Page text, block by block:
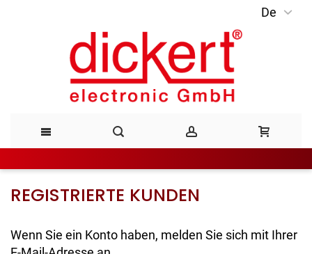
De
Inhalt
REGISTRIERTE KUNDEN
Wenn Sie ein Konto haben, melden Sie sich mit Ihrer